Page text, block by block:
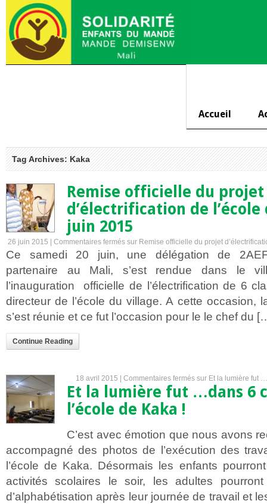
Accueil
Tag Archives: Kaka
26 juin 2015 | Commentaires fermés sur Remise officielle du projet
Remise officielle du projet
d’électrification de l’école
juin 2015
Ce samedi 20 juin, une délégation de
partenaire au Mali, s’est rendue dans le
l’inauguration officielle de l’électrification de 6
directeur de l’école du village. A cette occasion,
s’est réunie et ce fut l’occasion pour le le chef du
Continue Reading
18 avril 2015 | Commentaires fermés sur Et la lumière fut
Et la lumière fut …dans 6
l’école de Kaka !
C’est avec émotion que nous avons
accompagné des photos de l’exécution des
l’école de Kaka. Désormais les enfants
activités scolaires le soir, les adultes
d’alphabétisation après leur journée de travail et